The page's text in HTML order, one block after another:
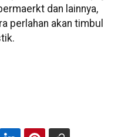
dan lainnya,
perlahan akan timbul